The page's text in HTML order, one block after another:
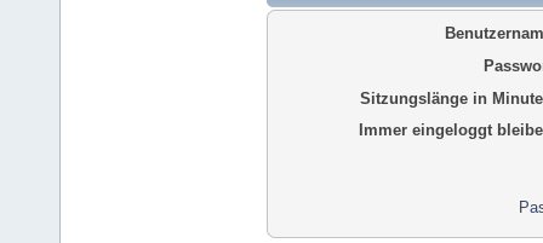
Sitzungslänge in
Immer eingeloggt